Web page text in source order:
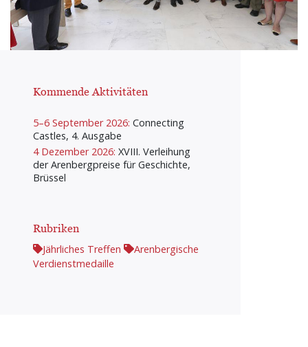
Kommende Aktivitäten
5–6 September 2026: Connecting
Castles, 4. Ausgabe
4 Dezember 2026: XVIII. Verleihung
der Arenbergpreise für Geschichte,
Brüssel
Rubriken
Jährliches Treffen
Arenbergische
Verdienstmedaille